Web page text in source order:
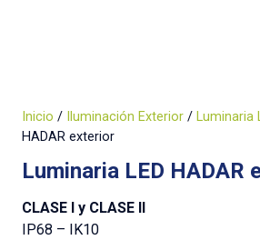
Inicio / Iluminación Exterior / Luminaria
HADAR exterior
Luminaria LED HADAR
CLASE I y CLASE II
IP68 – IK10